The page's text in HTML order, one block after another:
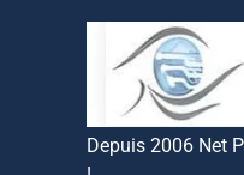
Depuis 2006 Net